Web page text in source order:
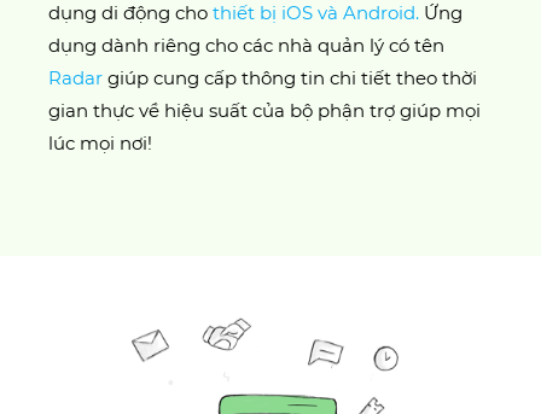
dụng di động chothiết bị iOS và Android. Ứng
dụng dành riêng cho các nhà quản lý có tên
Radar giúp cung cấp thông tin chi tiết theo thời
gian thực về hiệu suất của bộ phận trợ giúp mọi
lúc mọi nơi!